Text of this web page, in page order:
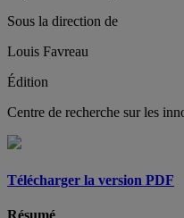
Sous la direction de
Louis Favreau
Édition
Centre de recherche sur les
Télécharger la version PDF
Résumé